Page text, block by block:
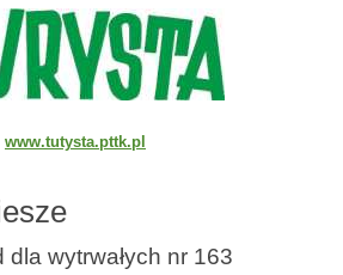
www.tutysta.pttk.pl
wytrwałych nr 163